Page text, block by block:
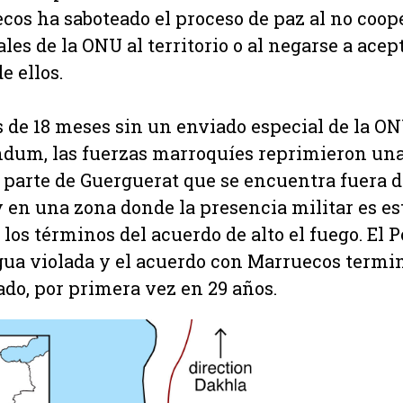
ha saboteado el proceso de paz al no
de la ONU al territorio o al negarse a
ellos.
de 18 meses sin un enviado especial de la
las fuerzas marroquíes reprimieron
de Guerguerat que se encuentra fuera
en una zona donde la presencia militar es
términos del acuerdo de alto el fuego. El
violada y el acuerdo con Marruecos
por primera vez en 29 años.